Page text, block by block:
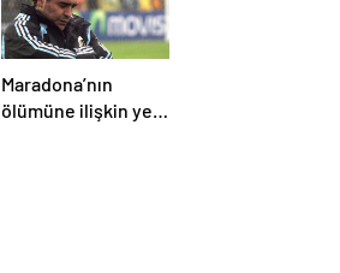
Maradona’nın
ölümüne ilişkin yeni
belgeler ortaya çıktı